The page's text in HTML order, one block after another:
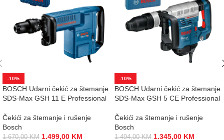
-10%
BOSCH Udarni čekić za štemanje
SDS-Max GSH 11 E Professional
Čekići za štemanje i rušenje
Bosch
1.670,00KM 1.499,00 KM
-10%
BOSCH Udarni čekić za štemanje
SDS-Max GSH 5 CE Professional
Čekići za štemanje i rušenje
Bosch
1.494,00KM 1.345,00 KM